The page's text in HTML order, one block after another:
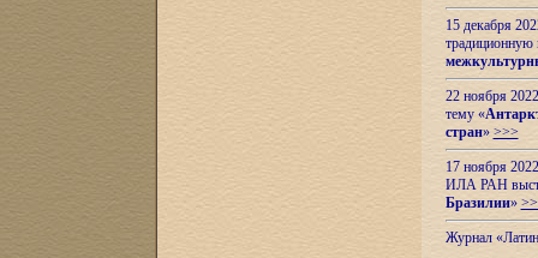
15 декабря
22 ноября
тему «
стран» >>>
17 ноября
ИЛА РАН
Бразилии»
Журнал